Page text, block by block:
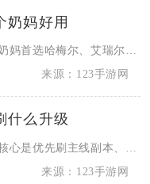
奶妈好用
无期迷途好用的奶妈首选哈梅尔、艾瑞尔，其次源津、杜若、莱塔也值得培养，她们分...
来源：123手游网
什么升级
来源：123手游网